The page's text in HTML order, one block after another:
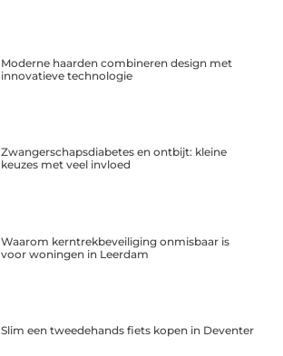
Moderne haarden combineren design met
innovatieve technologie
Zwangerschapsdiabetes en ontbijt: kleine
keuzes met veel invloed
Waarom kerntrekbeveiliging onmisbaar is
voor woningen in Leerdam
Slim een tweedehands fiets kopen in Deventer